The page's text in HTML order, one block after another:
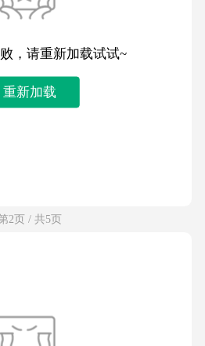
，请重新加载试试~
重新加载
2页 / 共5页